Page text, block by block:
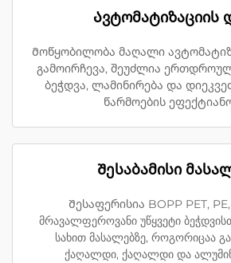
Ავტომატიზაციის
Მოწყობილობა მაღალი
გამოირჩევა, შეუძლია
ბეჭდვა, ლამინირება და
წარმოების
Შესაბამისი
Შესაფერისია BOPP PET,
მრავალფეროვანი უწყვეტი
სახით მასალებზე, როგორიცაა
ქაღალდი, ქაღალდი და